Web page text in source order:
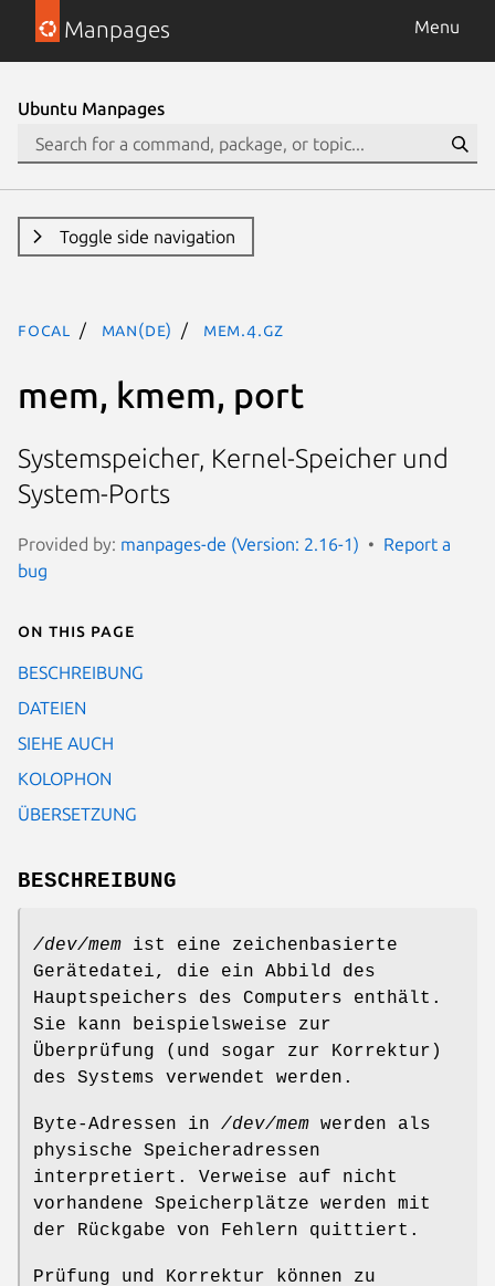
Manpages Menu
Ubuntu Manpages
Toggle side navigation
focal man(de) mem.4.gz
mem, kmem, port
Systemspeicher, Kernel-Speicher und
System-Ports
Provided by: manpages-de (Version: 2.16-1)
Report a
bug
On this page
BESCHREIBUNG
DATEIEN
SIEHE AUCH
KOLOPHON
ÜBERSETZUNG
BESCHREIBUNG
/dev/mem ist eine zeichenbasierte
Gerätedatei, die ein Abbild des
Hauptspeichers des Computers enthält.
Sie kann beispielsweise zur
Überprüfung (und sogar zur Korrektur)
des Systems verwendet werden.
Byte-Adressen in /dev/mem werden als
physische Speicheradressen
interpretiert. Verweise auf nicht
vorhandene Speicherplätze werden mit
der Rückgabe von Fehlern quittiert.
Prüfung und Korrektur können zu